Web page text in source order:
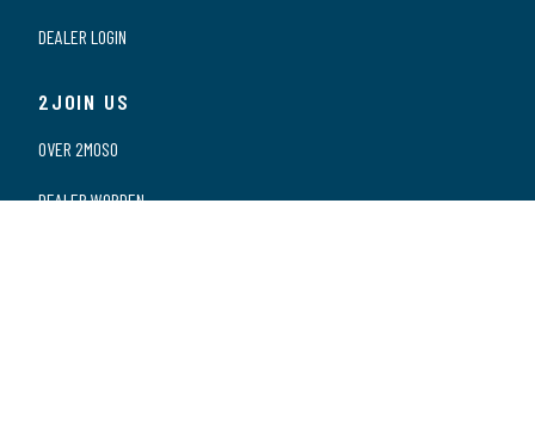
DEALER LOGIN
2JOIN US
OVER 2MOSO
DEALER WORDEN